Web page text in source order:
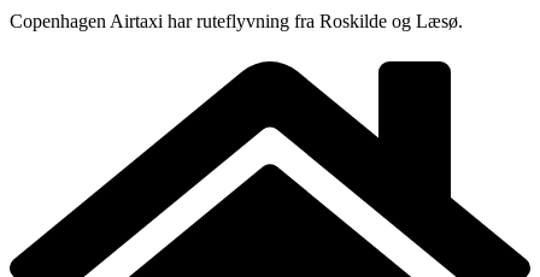
Copenhagen Airtaxi har ruteflyvning fra Roskilde og Læsø.